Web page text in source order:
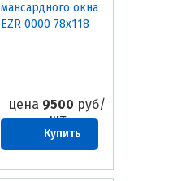
мансардного окна
EZR 0000 78х118
цена 9500 руб/
шт
Купить